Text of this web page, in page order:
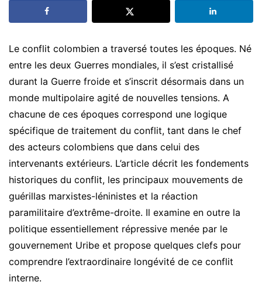
Le conflit colombien a traversé toutes les époques. Né
entre les deux Guerres mondiales, il s’est cristallisé
durant la Guerre froide et s’inscrit désormais dans un
monde multipolaire agité de nouvelles tensions. A
chacune de ces époques correspond une logique
spécifique de traitement du conflit, tant dans le chef
des acteurs colombiens que dans celui des
intervenants extérieurs. L’article décrit les fondements
historiques du conflit, les principaux mouvements de
guérillas marxistes-léninistes et la réaction
paramilitaire d’extrême-droite. Il examine en outre la
politique essentiellement répressive menée par le
gouvernement Uribe et propose quelques clefs pour
comprendre l’extraordinaire longévité de ce conflit
interne.